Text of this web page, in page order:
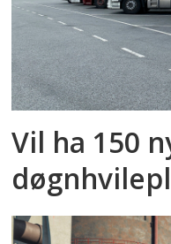
Vil ha 150